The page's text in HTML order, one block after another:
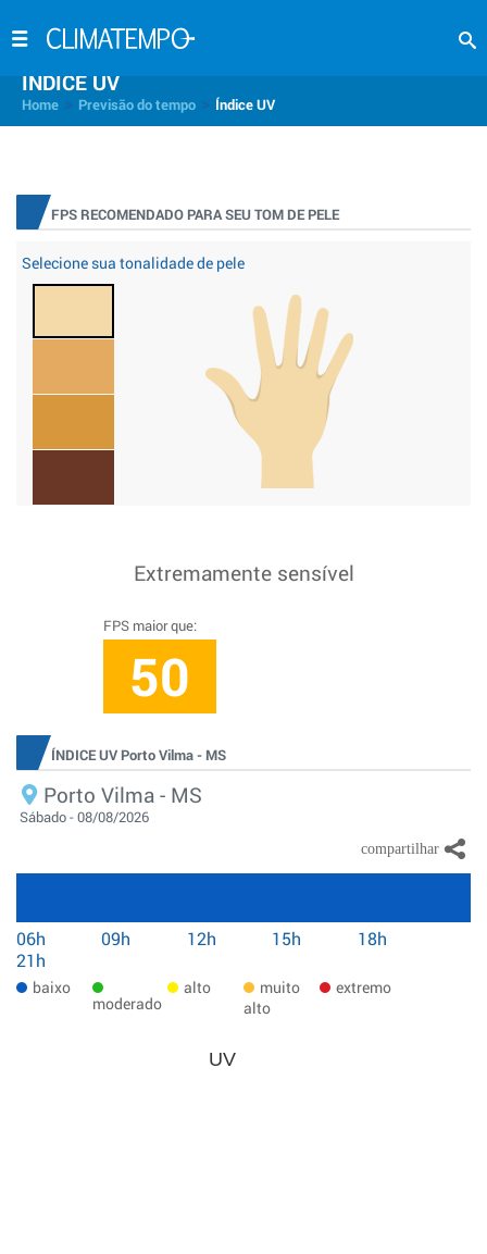
INDICE UV
Home Previsão do tempo Índice UV
FPS RECOMENDADO PARA SEU TOM DE PELE
Selecione sua tonalidade de pele
Extremamente sensível
FPS maior que:
50
ÍNDICE UV Porto Vilma - MS
Porto Vilma - MS
Sábado - 08/08/2026
06h 09h 12h 15h
18h
21h
baixo
moderado
alto
muito
alto
extremo
UV